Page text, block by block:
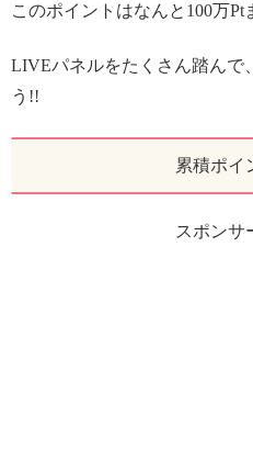
このポイントはなんと100万Pt
LIVEパネルをたくさん踏んで
う!!
累積ポイ
スポンサ